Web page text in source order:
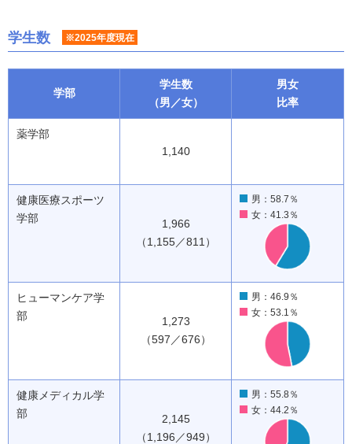
学生数 ※2025年度現在
学部
学生数
（男／女）
男女
比率
薬学部
1,140
健康医療スポーツ
学部
1,966
（1,155／811）
男：58.7％
女：41.3％
ヒューマンケア学
部
1,273
（597／676）
男：46.9％
女：53.1％
健康メディカル学
部
2,145
（1,196／949）
男：55.8％
女：44.2％